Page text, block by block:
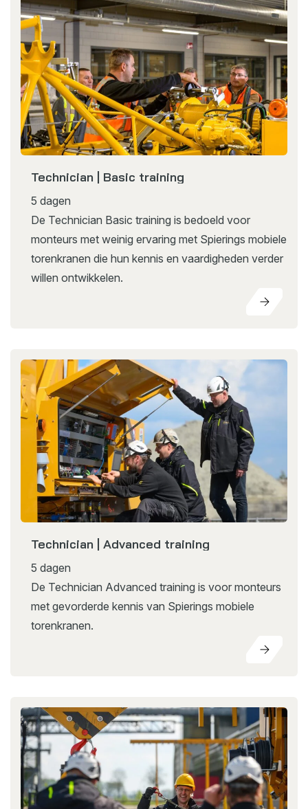
Technician | Basic training
5 dagen
De Technician Basic training is bedoeld voor
monteurs met weinig ervaring met Spierings mobiele
torenkranen die hun kennis en vaardigheden verder
willen ontwikkelen.
Technician | Advanced training
5 dagen
De Technician Advanced training is voor monteurs
met gevorderde kennis van Spierings mobiele
torenkranen.